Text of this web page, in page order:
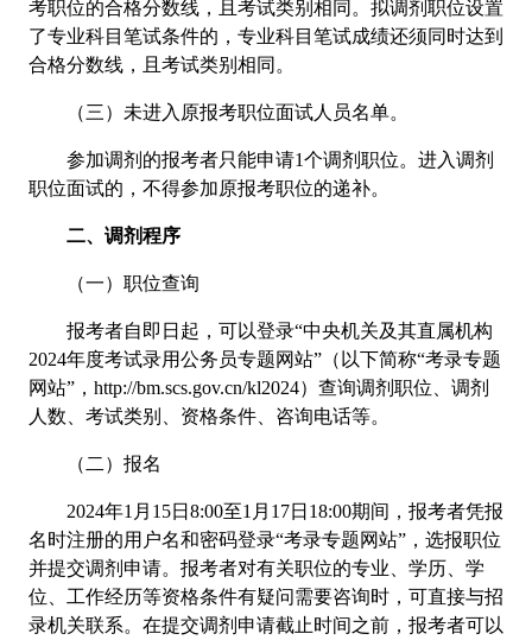
考职位的合格分数线，且考试类别相同。拟调剂职位设置
了专业科目笔试条件的，专业科目笔试成绩还须同时达到
合格分数线，且考试类别相同。
（三）未进入原报考职位面试人员名单。
参加调剂的报考者只能申请1个调剂职位。进入调剂
职位面试的，不得参加原报考职位的递补。
二、调剂程序
（一）职位查询
报考者自即日起，可以登录“中央机关及其直属机构
2024年度考试录用公务员专题网站”（以下简称“考录专题
网站”，http://bm.scs.gov.cn/kl2024）查询调剂职位、调剂
人数、考试类别、资格条件、咨询电话等。
（二）报名
2024年1月15日8:00至1月17日18:00期间，报考者凭报
名时注册的用户名和密码登录“考录专题网站”，选报职位
并提交调剂申请。报考者对有关职位的专业、学历、学
位、工作经历等资格条件有疑问需要咨询时，可直接与招
录机关联系。在提交调剂申请截止时间之前，报考者可以